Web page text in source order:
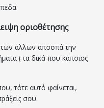
οριοθέτησης
άλλων αποσπά την
( τα δικά που κάποιος
τότε αυτό φαίνεται,
σου.